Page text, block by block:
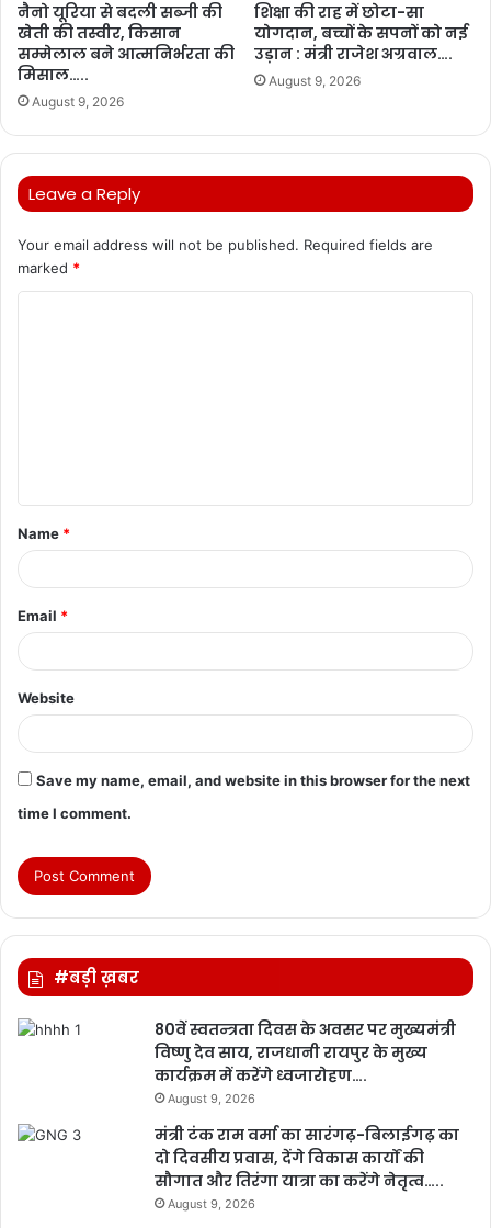
नैनो यूरिया से बदली सब्जी की
खेती की तस्वीर, किसान
सम्मेलाल बने आत्मनिर्भरता की
मिसाल…..
August 9, 2026
शिक्षा की राह में छोटा-सा
योगदान, बच्चों के सपनों को नई
उड़ान : मंत्री राजेश अग्रवाल….
August 9, 2026
Leave a Reply
Your email address will not be published. Required fields are
marked *
t
*
Name *
Email *
Website
Save my name, email, and website in this browser for the next
time I comment.
#बड़ी ख़बर
80वें स्वतन्त्रता दिवस के अवसर पर मुख्यमंत्री
विष्णु देव साय, राजधानी रायपुर के मुख्य
कार्यक्रम में करेंगे ध्वजारोहण….
August 9, 2026
मंत्री टंक राम वर्मा का सारंगढ़-बिलाईगढ़ का
दो दिवसीय प्रवास, देंगे विकास कार्यों की
सौगात और तिरंगा यात्रा का करेंगे नेतृत्व…..
August 9, 2026